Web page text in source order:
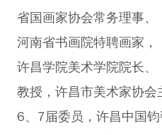
省国画家协会常务理事、
河南省书画院特聘画家，
许昌学院美术学院院长、
教授，许昌市美术家协会
6、7届委员，许昌中国钧